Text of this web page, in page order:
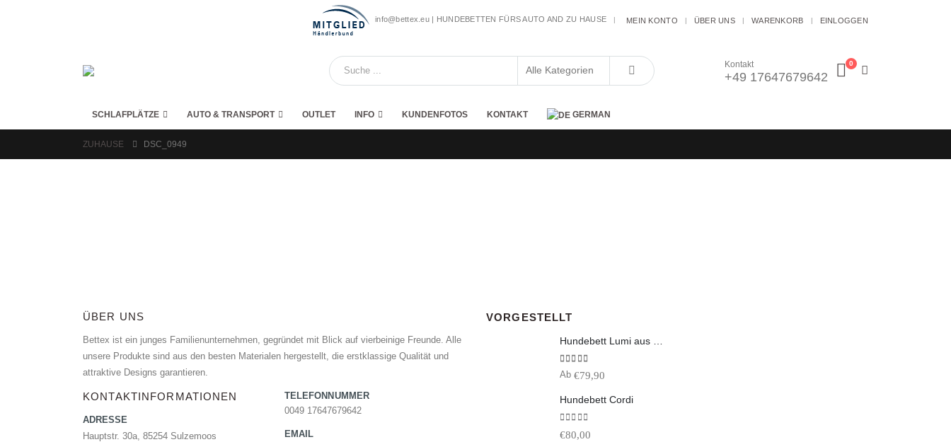
info@bettex.eu | HUNDEBETTEN FÜRS AUTO AND ZU HAUSE MEIN KONTO ÜBER UNS WARENKORB EINLOGGEN
Kontakt
+49 17647679642
0
SCHLAFPLÄTZE AUTO & TRANSPORT OUTLET INFO KUNDENFOTOS KONTAKT GERMAN
ZUHAUSE DSC_0949
ÜBER UNS
Bettex ist ein junges Familienunternehmen, gegründet mit Blick auf vierbeinige Freunde. Alle
unsere Produkte sind aus den besten Materialen hergestellt, die erstklassige Qualität und
attraktive Designs garantieren.
KONTAKTINFORMATIONEN
ADRESSE
Hauptstr. 30a, 85254 Sulzemoos
TELEFONNUMMER
0049 17647679642
EMAIL
VORGESTELLT
5.00von 5
Ab €79,90
Hundebett Cordi
0von 5
€80,00